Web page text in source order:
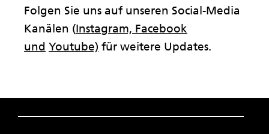
Folgen Sie uns auf unseren Social-Media
Kanälen (Instagram, Facebook
und Youtube) für weitere Updates.